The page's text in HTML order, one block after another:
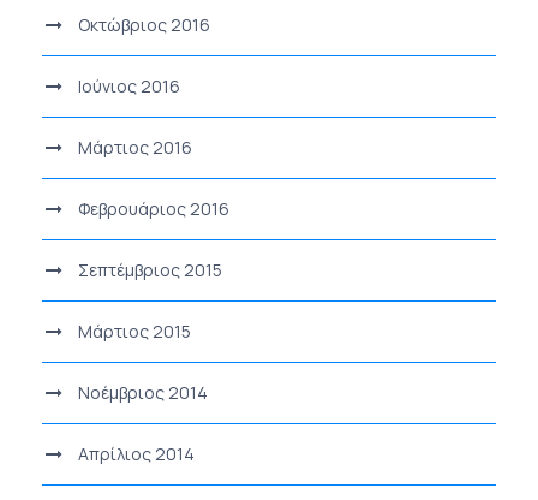
Οκτώβριος 2016
Ιούνιος 2016
Μάρτιος 2016
Φεβρουάριος 2016
Σεπτέμβριος 2015
Μάρτιος 2015
Νοέμβριος 2014
Απρίλιος 2014